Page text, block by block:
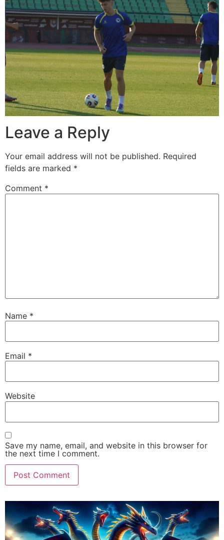
Leave a Reply
Your email address will not be published. Required
fields are marked *
Comment *
Name *
Email *
Website
Save my name, email, and website in this browser for
the next time I comment.